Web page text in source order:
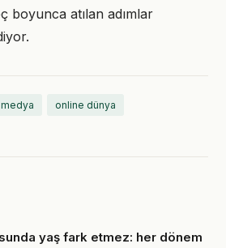
boyunca atılan adımlar
online dünya
yaş fark etmez: her dönem